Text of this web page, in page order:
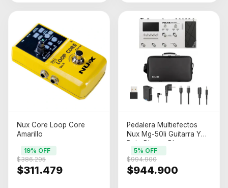
Nux Core Loop Core
Amarillo
$311.479
$386.295
19% OFF
Pedalera Multiefectos
Nux Mg-50li Guitarra Y
Bajo Blanca Blanco
$944.900
$994.900
5% OFF